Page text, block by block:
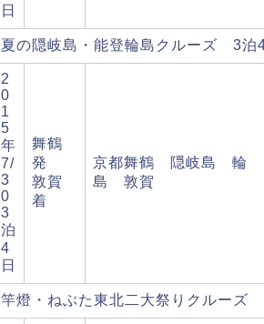
日
夏の隠岐島・能登輪島クルーズ 3泊
2
0
1
5
年
7/
3
0
3
泊
4
日
舞鶴
発
敦賀
着
京都舞鶴 隠岐島 輪
島 敦賀
竿燈・ねぶた東北二大祭りクルーズ